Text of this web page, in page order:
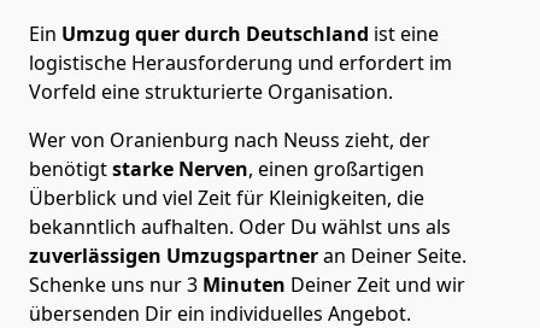
Ein Umzug quer durch Deutschland ist eine
logistische Herausforderung und erfordert im
Vorfeld eine strukturierte Organisation.
Wer von Oranienburg nach Neuss zieht, der
benötigtstarke Nerven, einen großartigen
Überblick und viel Zeit für Kleinigkeiten, die
bekanntlich aufhalten. Oder Du wählst uns als
zuverlässigen Umzugspartneran Deiner Seite.
Schenke uns nur3 Minuten Deiner Zeit und wir
übersenden Dir ein individuelles Angebot.